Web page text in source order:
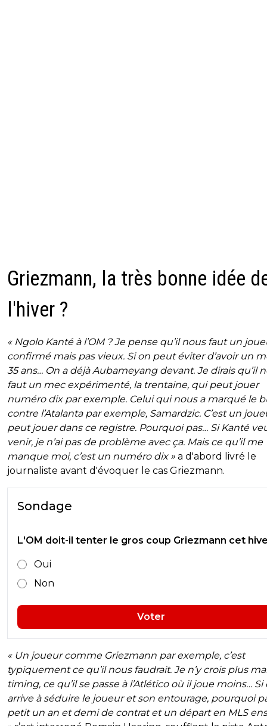
Griezmann, la très bonne idée
l'hiver ?
« Ngolo Kanté à l’OM ? Je pense qu’il nous faut un
confirmé mais pas vieux. Si on peut éviter d’avoir un
35 ans… On a déjà Aubameyang devant. Je dirais qu’il
faut un mec expérimenté, la trentaine, qui peut jouer
numéro dix par exemple. Celui qui nous a marqué le
contre l’Atalanta par exemple, Samardzic. C’est un
peut jouer dans ce registre. Pourquoi pas… Si Kanté
venir, je n’ai pas de problème avec ça. Mais ce qu’il me
manque moi, c’est un numéro dix » a d'abord livré le
journaliste avant d'évoquer le cas Griezmann.
Sondage
L'OM doit-il tenter le gros coup Griezmann cet
Oui
Non
Voter
« Un joueur comme Griezmann par exemple, c’est
typiquement ce qu’il nous faudrait. Je n’y crois plus
timing, ce qu’il se passe à l’Atlético où il joue moins… Si
arrive à séduire le joueur et son entourage, pourquoi
petit un an et demi de contrat et un départ en MLS